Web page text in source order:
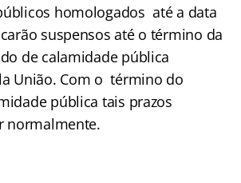
homologados até a data
suspensos até o término da
de calamidade pública
União. Com o término do
pública tais prazos
normalmente.